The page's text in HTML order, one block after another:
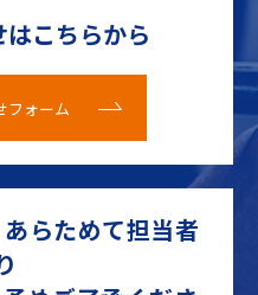
こちらから
フォーム
らためて担当者